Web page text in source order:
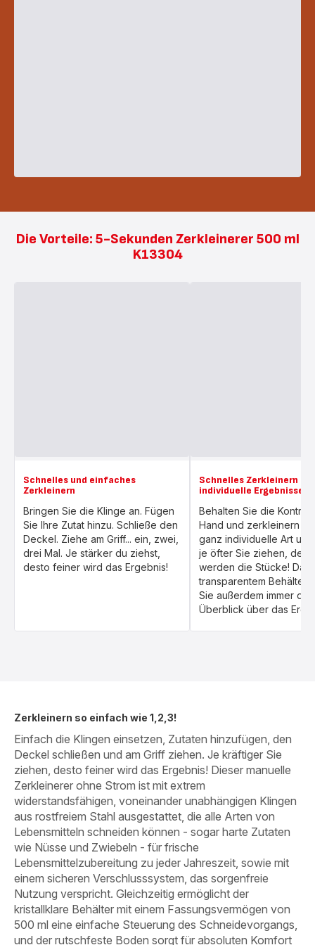
Die Vorteile: 5-Sekunden Zerkleinerer 500 ml
K13304
Schnelles und einfaches
Zerkleinern
Bringen Sie die Klinge an. Fügen
Sie Ihre Zutat hinzu. Schließe den
Deckel. Ziehe am Griff... ein, zwei,
drei Mal. Je stärker du ziehst,
desto feiner wird das Ergebnis!
Schnelles Zerkleinern für
individuelle Ergebnisse!
Behalten Sie die
Hand und zerkleinern
ganz individuelle Art
je öfter Sie ziehen,
werden die Stücke!
transparentem Behälter
Sie außerdem immer den
Überblick über das
Zerkleinern so einfach wie 1,2,3!
Einfach die Klingen einsetzen, Zutaten hinzufügen, den
Deckel schließen und am Griff ziehen. Je kräftiger Sie
ziehen, desto feiner wird das Ergebnis! Dieser manuelle
Zerkleinerer ohne Strom ist mit extrem
widerstandsfähigen, voneinander unabhängigen Klingen
aus rostfreiem Stahl ausgestattet, die alle Arten von
Lebensmitteln schneiden können - sogar harte Zutaten
wie Nüsse und Zwiebeln - für frische
Lebensmittelzubereitung zu jeder Jahreszeit, sowie mit
einem sicheren Verschlusssystem, das sorgenfreie
Nutzung verspricht. Gleichzeitig ermöglicht der
kristallklare Behälter mit einem Fassungsvermögen von
500 ml eine einfache Steuerung des Schneidevorgangs,
und der rutschfeste Boden sorgt für absoluten Komfort